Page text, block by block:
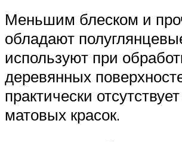
Меньшим блеском и
обладают
используют при
деревянных
практически
матовых красок.